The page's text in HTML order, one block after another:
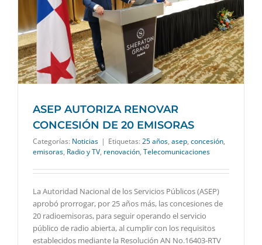
ASEP AUTORIZA RENOVAR
CONCESIÓN DE 20 EMISORAS
Categorías: Noticias | Etiquetas: 25 años, asep, concesión,
emisoras, Radio y TV, renovación, Telecomunicaciones
La Autoridad Nacional de los Servicios Públicos (ASEP)
aprobó prorrogar, por 25 años más, las concesiones de
20 radioemisoras, para seguir operando el servicio
público de radio abierta, al cumplir con los requisitos
establecidos mediante la Resolución AN No.16403-RTV